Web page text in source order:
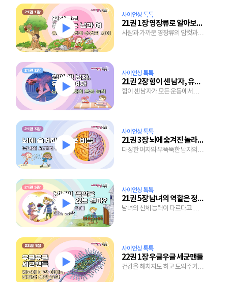
사이언싱 톡톡
21권 1장 영장류로 알아보는 男과 女
사람과 가까운 영장류의 암컷과
사이언싱 톡톡
21권 2장 힘이 센 남자, 유연한 여자
힘이 센 남자가 모든 운동에서
사이언싱 톡톡
21권 3장 뇌에 숨겨진 놀라운 비밀
다정한 여자와 무뚝뚝한 남자의
사이언싱 톡톡
21권 5장 남녀의 역할은 정해져 있는 걸까?
남녀의 신체 능력이 다르다고 하는
사이언싱 톡톡
22권 1장 우글우글 세균맨들
건강을 해치지도 하고 도와주기도